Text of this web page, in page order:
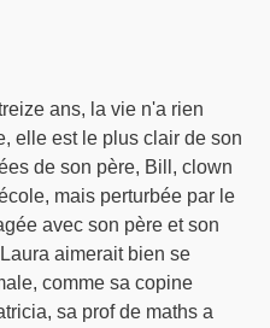
ans, la vie n'a rien
elle est le plus clair de son
de son père, Bill, clown
mais perturbée par le
avec son père et son
aimerait bien se
comme sa copine
sa prof de maths a